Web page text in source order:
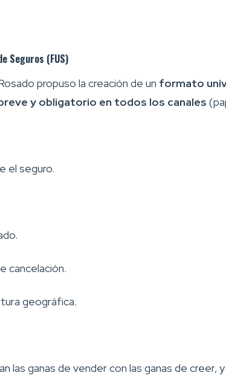
Seguros (FUS)
propuso la creación de un formato
y obligatorio en todos los canales
el seguro.
cancelación.
geográfica.
las ganas de vender con las ganas de creer,